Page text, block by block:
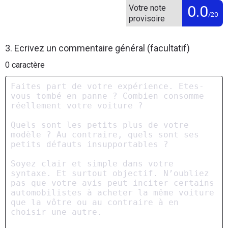
Votre note
provisoire
0.0/20
3. Ecrivez un commentaire général (facultatif)
0 caractère